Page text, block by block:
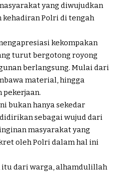
yang diwujudkan
Polri di tengah
kekompakan
turut bergotong royong
berlangsung. Mulai dari
material, hingga
pekerjaan.
bukan hanya sekedar
sebagai wujud dari
masyarakat yang
oleh Polri dalam hal ini
itu dari warga, alhamdulillah